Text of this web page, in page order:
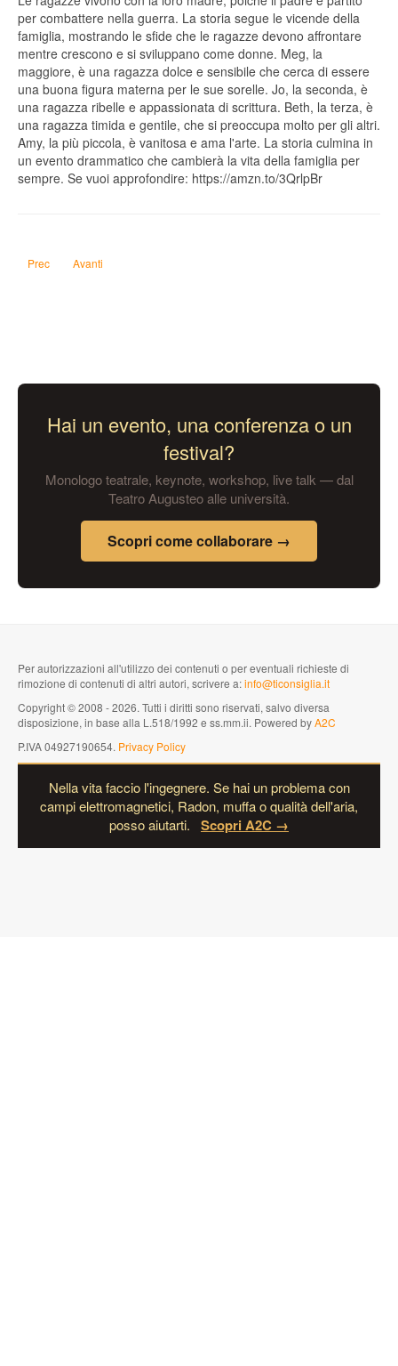
per combattere nella guerra. La storia segue le vicende della
famiglia, mostrando le sfide che le ragazze devono affrontare
mentre crescono e si sviluppano come donne. Meg, la
maggiore, è una ragazza dolce e sensibile che cerca di essere
una buona figura materna per le sue sorelle. Jo, la seconda, è
una ragazza ribelle e appassionata di scrittura. Beth, la terza, è
una ragazza timida e gentile, che si preoccupa molto per gli altri.
Amy, la più piccola, è vanitosa e ama l'arte. La storia culmina in
un evento drammatico che cambierà la vita della famiglia per
sempre. Se vuoi approfondire: https://amzn.to/3QrlpBr
Articolo precedente: La ragazza che giocava con il fuoco di Stieg Larsson
Prec Articolo successivo: Aspettando Godot di Samuel Beckett
Avanti
Hai un evento, una conferenza o un
festival?
Monologo teatrale, keynote, workshop, live talk — dal
Teatro Augusteo alle università.
Scopri come collaborare →
Per autorizzazioni all'utilizzo dei contenuti o per eventuali richieste di
rimozione di contenuti di altri autori, scrivere a:info@ticonsiglia.it
Copyright © 2008 - 2026. Tutti i diritti sono riservati, salvo diversa
disposizione, in base alla L.518/1992 e ss.mm.ii. Powered byA2C
P.IVA 04927190654. Privacy Policy
Nella vita faccio l'ingegnere. Se hai un problema con
campi elettromagnetici, Radon, muffa o qualità dell'aria,
posso aiutarti.
Scopri A2C →